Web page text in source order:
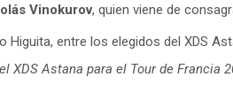
Vinokurov, quien viene de
XDS Astana para el Tour de Francia